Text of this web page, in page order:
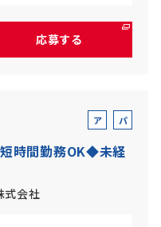
応募する
ア
バ
パ
ト
時間勤務OK◆未経
式会社